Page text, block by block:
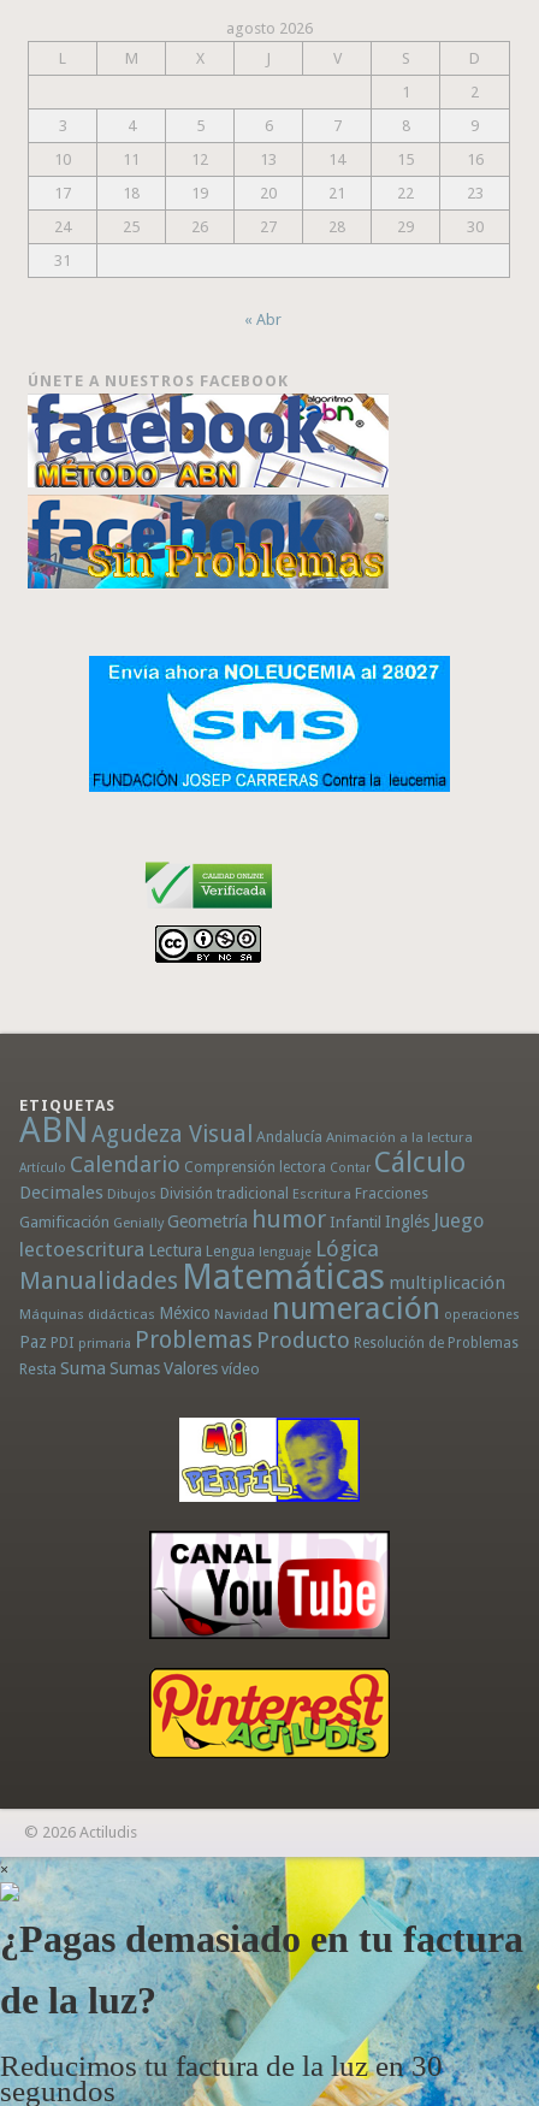
agosto 2026
L
M X J V S
D
1
2
3
4 5 6 7 8
9
10
11 12 13 14 15
16
17
18 19 20 21 22
23
24
25 26 27 28 29
30
31
« Abr
ÚNETE A NUESTROS FACEBOOK
ETIQUETAS
ABN Agudeza Visual Andalucía Animación a la lectura
Artículo Calendario Comprensión lectora Contar Cálculo
Decimales Dibujos División tradicional Escritura Fracciones
Gamificación Genially Geometría humor Infantil Inglés Juego
lectoescritura Lectura Lengua lenguaje Lógica
Manualidades Matemáticas multiplicación
Máquinas didácticas México Navidad numeración operaciones
Paz PDI primaria Problemas Producto Resolución de Problemas
Resta Suma Sumas Valores vídeo
© 2026 Actiludis
×
¿Pagas demasiado en tu factura
de la luz?
Reducimos tu factura de la luz en 30
segundos